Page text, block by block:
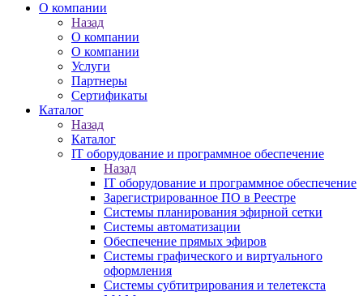
О компании
Назад
О компании
О компании
Услуги
Партнеры
Сертификаты
Каталог
Назад
Каталог
IT оборудование и программное обеспечение
Назад
IT оборудование и программное обеспечение
Зарегистрированное ПО в Реестре
Системы планирования эфирной сетки
Системы автоматизации
Обеспечение прямых эфиров
Системы графического и виртуального
оформления
Системы субтитрирования и телетекста